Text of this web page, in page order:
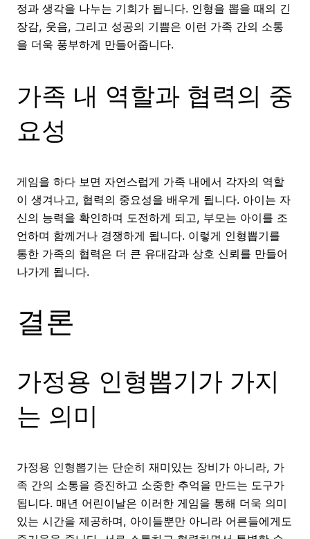
정과 생각을 나누는 기회가 됩니다. 인형을 뽑을 때의 긴
장감, 웃음, 그리고 성공의 기쁨은 이런 가족 간의 소통
을 더욱 풍부하게 만들어줍니다.
가족 내 역할과 협력의 중
요성
게임을 하다 보면 자연스럽게 가족 내에서 각자의 역할
이 생겨나고, 협력의 중요성을 배우게 됩니다. 아이는 자
신의 능력을 확인하며 도전하게 되고, 부모는 아이를 조
언하며 함께거나 경쟁하게 됩니다. 이렇게 인형뽑기를
통한 가족의 협력은 더 큰 유대감과 상호 신뢰를 만들어
나가게 됩니다.
결론
가정용 인형뽑기가 가지
는 의미
가정용 인형뽑기는 단순히 재미있는 장비가 아니라, 가
족 간의 소통을 증진하고 소중한 추억을 만드는 도구가
됩니다. 매년 어린이날은 이러한 게임을 통해 더욱 의미
있는 시간을 제공하며, 아이들뿐만 아니라 어른들에게도